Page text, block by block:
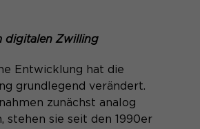
digitalen Zwilling
Entwicklung hat die
grundlegend verändert.
zunächst analog
stehen sie seit den 1990er